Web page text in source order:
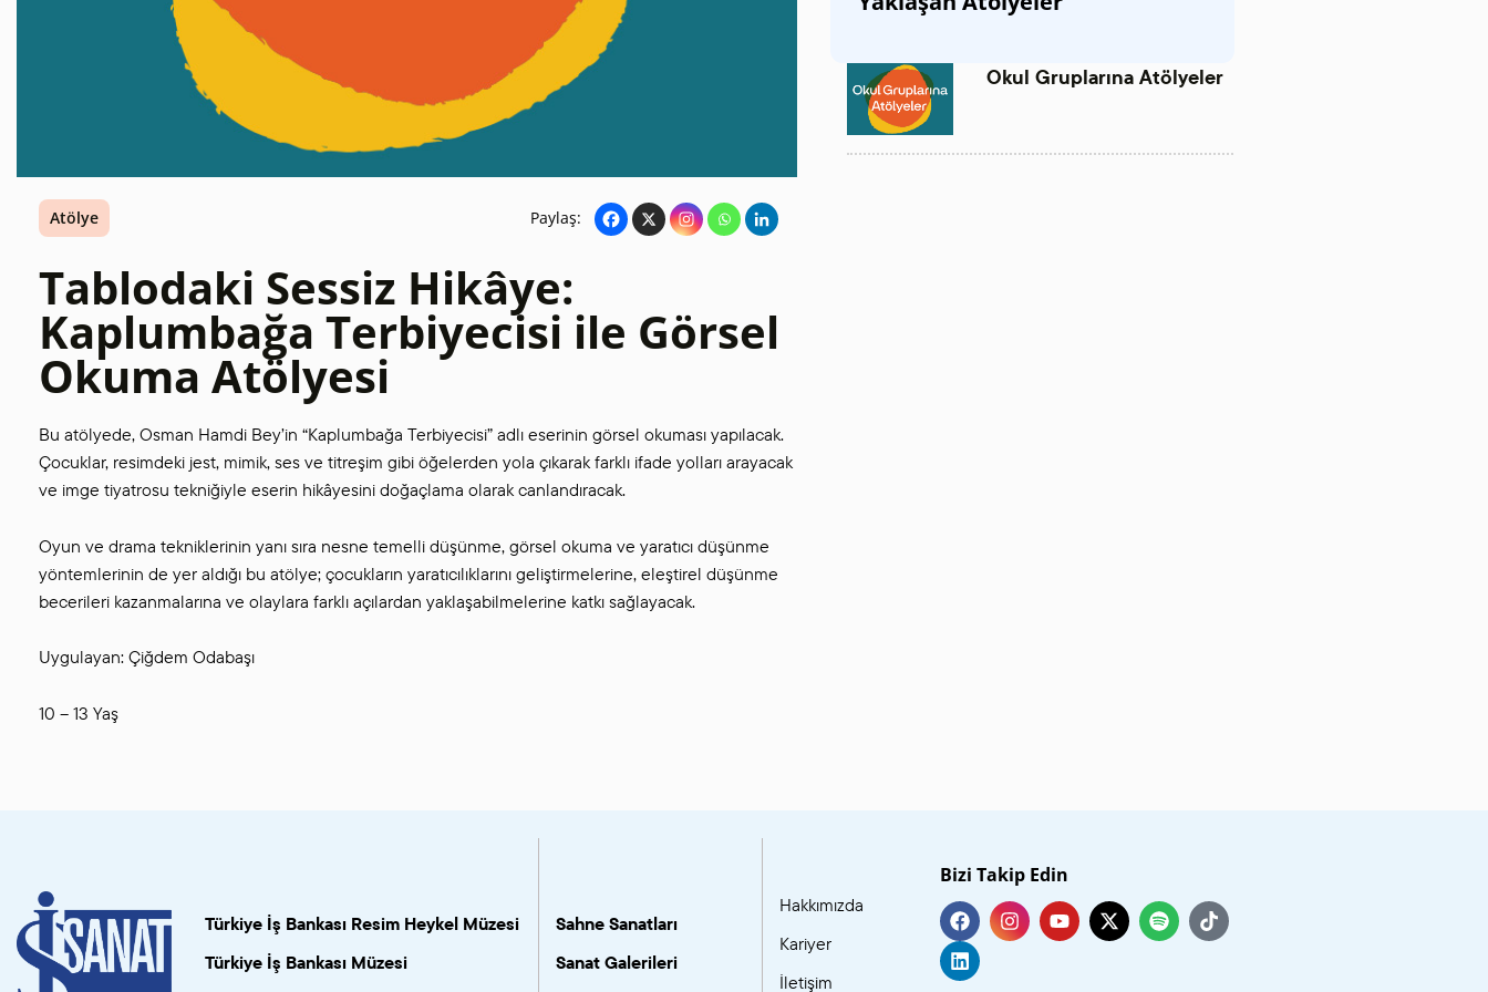
SANAT GALERILERI
KÜLTÜREL MIRASA
Atölye Paylaş:
Tablodaki Sessiz Hikâye:
Kaplumbağa Terbiyecisi ile Görsel
Okuma Atölyesi
Bu atölyede, Osman Hamdi Bey’in “Kaplumbağa Terbiyecisi” adlı eserinin görsel okuması yapılacak.
Çocuklar, resimdeki jest, mimik, ses ve titreşim gibi öğelerden yola çıkarak farklı ifade yolları arayacak
ve imge tiyatrosu tekniğiyle eserin hikâyesini doğaçlama olarak canlandıracak.
Oyun ve drama tekniklerinin yanı sıra nesne temelli düşünme, görsel okuma ve yaratıcı düşünme
yöntemlerinin de yer aldığı bu atölye; çocukların yaratıcılıklarını geliştirmelerine, eleştirel düşünme
becerileri kazanmalarına ve olaylara farklı açılardan yaklaşabilmelerine katkı sağlayacak.
Uygulayan: Çiğdem Odabaşı
10 – 13 Yaş
Okul Gruplarına Atölyeler
Türkiye İş Bankası Resim Heykel Müzesi
Türkiye İş Bankası Müzesi
Sahne Sanatları
Sanat Galerileri
Hakkımızda
Kariyer
İletişim
Bizi Takip Edin